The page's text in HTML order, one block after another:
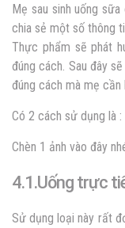
Mẹ sau sinh uống
chia sẻ một số thông
Thực phẩm sẽ phát
đúng cách. Sau đây
đúng cách mà mẹ cần
Có 2 cách sử dụng là
Chèn 1 ảnh vào đây
4.1.Uống trực
Sử dụng loại này rất